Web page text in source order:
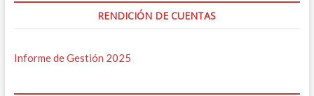
RENDICIÓN DE CUENTAS
Informe de Gestión 2025